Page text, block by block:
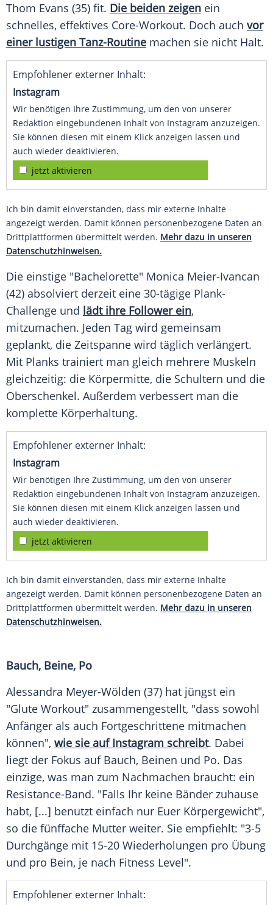
Thom Evans (35) fit. Die beiden zeigen ein
schnelles, effektives Core-Workout. Doch auch vor
einer lustigen Tanz-Routine machen sie nicht Halt.
Empfohlener externer Inhalt:
Instagram
Wir benötigen Ihre Zustimmung, um den von unserer
Redaktion eingebundenen Inhalt von Instagram anzuzeigen.
Sie können diesen mit einem Klick anzeigen lassen und
auch wieder deaktivieren.
jetzt aktivieren
Ich bin damit einverstanden, dass mir externe Inhalte
angezeigt werden. Damit können personenbezogene Daten an
Drittplattformen übermittelt werden. Mehr dazu in unseren
Datenschutzhinweisen.
Die einstige "Bachelorette" Monica Meier-Ivancan
(42) absolviert derzeit eine 30-tägige Plank-
Challenge und lädt ihre Follower ein,
mitzumachen. Jeden Tag wird gemeinsam
geplankt, die Zeitspanne wird täglich verlängert.
Mit Planks trainiert man gleich mehrere Muskeln
gleichzeitig: die Körpermitte, die Schultern und die
Oberschenkel. Außerdem verbessert man die
komplette Körperhaltung.
Empfohlener externer Inhalt:
Instagram
Wir benötigen Ihre Zustimmung, um den von unserer
Redaktion eingebundenen Inhalt von Instagram anzuzeigen.
Sie können diesen mit einem Klick anzeigen lassen und
auch wieder deaktivieren.
jetzt aktivieren
Ich bin damit einverstanden, dass mir externe Inhalte
angezeigt werden. Damit können personenbezogene Daten an
Drittplattformen übermittelt werden. Mehr dazu in unseren
Datenschutzhinweisen.
Bauch, Beine, Po
Alessandra Meyer-Wölden (37) hat jüngst ein
"Glute Workout" zusammengestellt, "dass sowohl
Anfänger als auch Fortgeschrittene mitmachen
können", wie sie auf Instagram schreibt. Dabei
liegt der Fokus auf Bauch, Beinen und Po. Das
einzige, was man zum Nachmachen braucht: ein
Resistance-Band. "Falls Ihr keine Bänder zuhause
habt, [...] benutzt einfach nur Euer Körpergewicht",
so die fünffache Mutter weiter. Sie empfiehlt: "3-5
Durchgänge mit 15-20 Wiederholungen pro Übung
und pro Bein, je nach Fitness Level".
Empfohlener externer Inhalt: